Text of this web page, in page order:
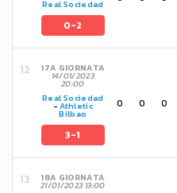
Real Sociedad
0-2
17A GIORNATA
14/01/2023
20:00
Real Sociedad
-Athletic
Bilbao
3-1
0 0 0
18A GIORNATA
21/01/2023 13:00